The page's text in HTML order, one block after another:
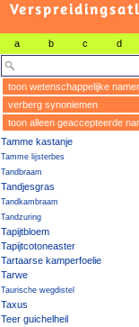
a b c d
toon wetenschappelijke
verberg synoniemen
toon alleen geaccepteerde
Tamme kastanje
Tamme lijsterbes
Tandbraam
Tandjesgras
Tandkambraam
Tandzuring
Tapijtbloem
Tapijtcotoneaster
Tartaarse kamperfoelie
Tarwe
Taurische wegdistel
Taxus
Teer guichelheil